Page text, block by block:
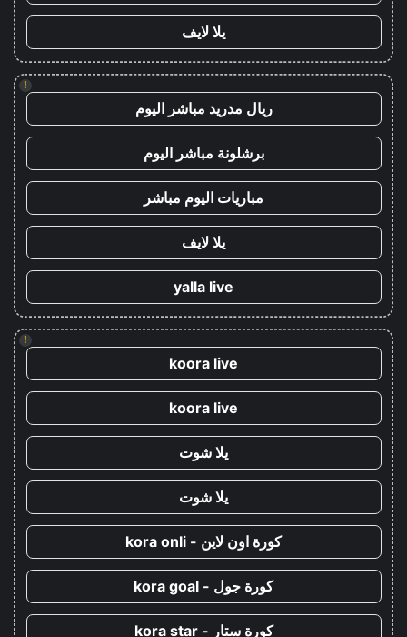
يلا لايف
!
ريال مدريد مباشر اليوم
برشلونة مباشر اليوم
مباريات اليوم مباشر
يلا لايف
yalla live
!
koora live
koora live
يلا شوت
يلا شوت
كورة اون لاين - kora onli
كورة جول - kora goal
كورة ستار - kora star